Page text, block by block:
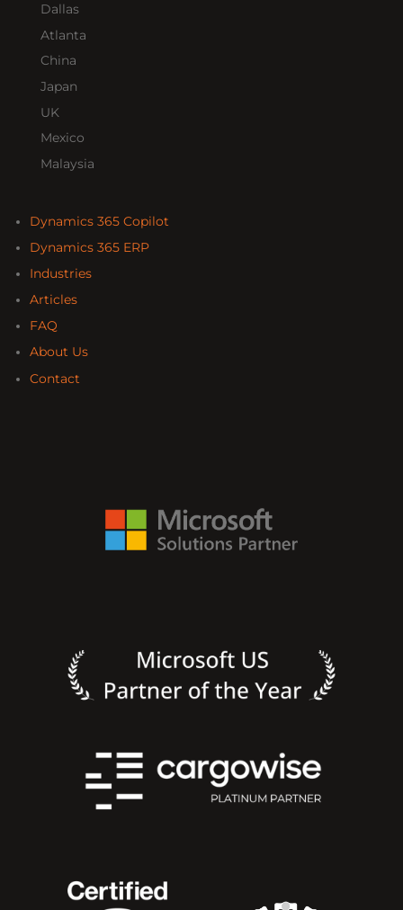
Dallas
Atlanta
China
Japan
UK
Mexico
Malaysia
Dynamics 365 Copilot
Dynamics 365 ERP
Industries
Articles
FAQ
About Us
Contact